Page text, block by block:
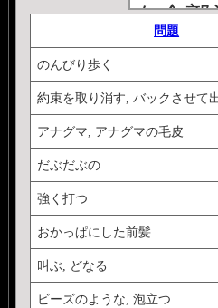
を全
しか
ハリー
出て
てみま
読み
かと
際して
●ア
検２
問題
のんびり歩く
約束を取り消す, バックさせて
アナグマ, アナグマの毛皮
だぶだぶの
強く打つ
おかっぱにした前髪
叫ぶ, どなる
ビーズのような, 泡立つ